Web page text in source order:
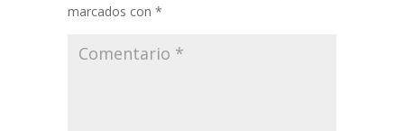
marcados con *